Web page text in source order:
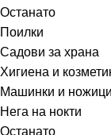
Останато
Поилки
Садови за храна
Хигиена и
Машинки и ножици
Нега на нокти
Останато